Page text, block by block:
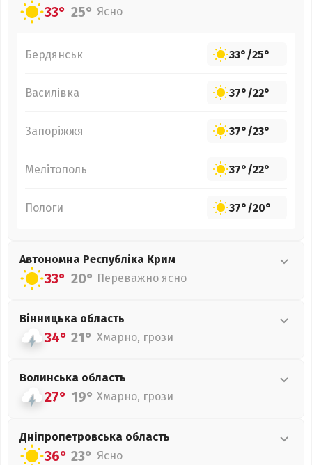
33° 25° Ясно
Бердянськ 33°/25°
Василівка 37°/22°
Запоріжжя 37°/23°
Мелітополь 37°/22°
Пологи 37°/20°
Автономна Республіка Крим
33° 20° Переважно ясно
Вінницька область
34° 21° Хмарно, грози
Волинська область
27° 19° Хмарно, грози
Дніпропетровська область
36° 23° Ясно